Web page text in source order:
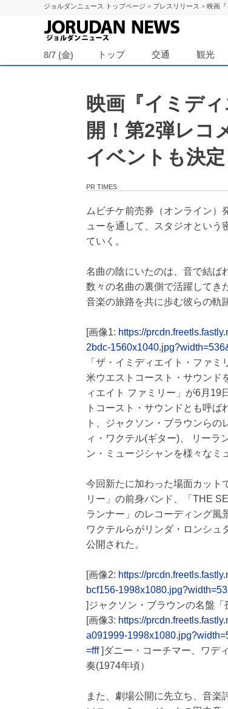
ジョルダンニュース トップページ > プレスリリース > 映画『
8/7 (金) トップ 交通 観光
映画『イミデ
開！第2弾レコ
イベントも決定
PR TIMES
ムビチケ前売券（オンライン
ューを通して、スタジオとい
ていく。
名曲の陰にいたのは、音で結ば
数々の名曲の裏側で活躍してき
音楽の旅路を共に歩む彼らの軌
[画像1: https://
2bdc-
「ザ・イミディエイト・ファ
米ウエストコースト・サウンド
ィエイト ファミリー」が6月19
トコースト・サウンドとも呼
ト、ジャクソン・ブラウンら
ィ・ワクテル(ギター)、 リー
ン・ミュージシャンを様々なミ
今回新たに加わった場面カット
リー」の前身バンド、「THE
ランナー」のレコーディング風
ワクテルらがリンダ・ロンシュ
公開された。
[画像2: https://
bcf156-
]ジャクソン・ブラウンの名盤「
[画像3: https://
a091999-
=fff]ダニー・コーチマー、ワデ
奏(1974年頃）
また、劇場公開に先立ち、音楽